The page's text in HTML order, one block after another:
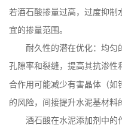
若酒石酸掺量过高，过度抑制
宜的掺量范围。
耐久性的潜在优化：均匀
孔隙率和裂缝，提高其抗渗性
合作用可能减少有害晶体（如
的风险，间接提升水泥基材料
酒石酸在水泥添加剂中的